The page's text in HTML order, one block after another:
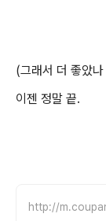
(그래서 더 좋았
이젠 정말 끝.
http://